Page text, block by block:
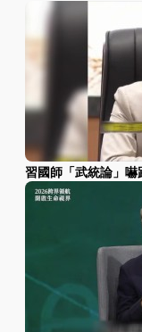
習國師「武統論」